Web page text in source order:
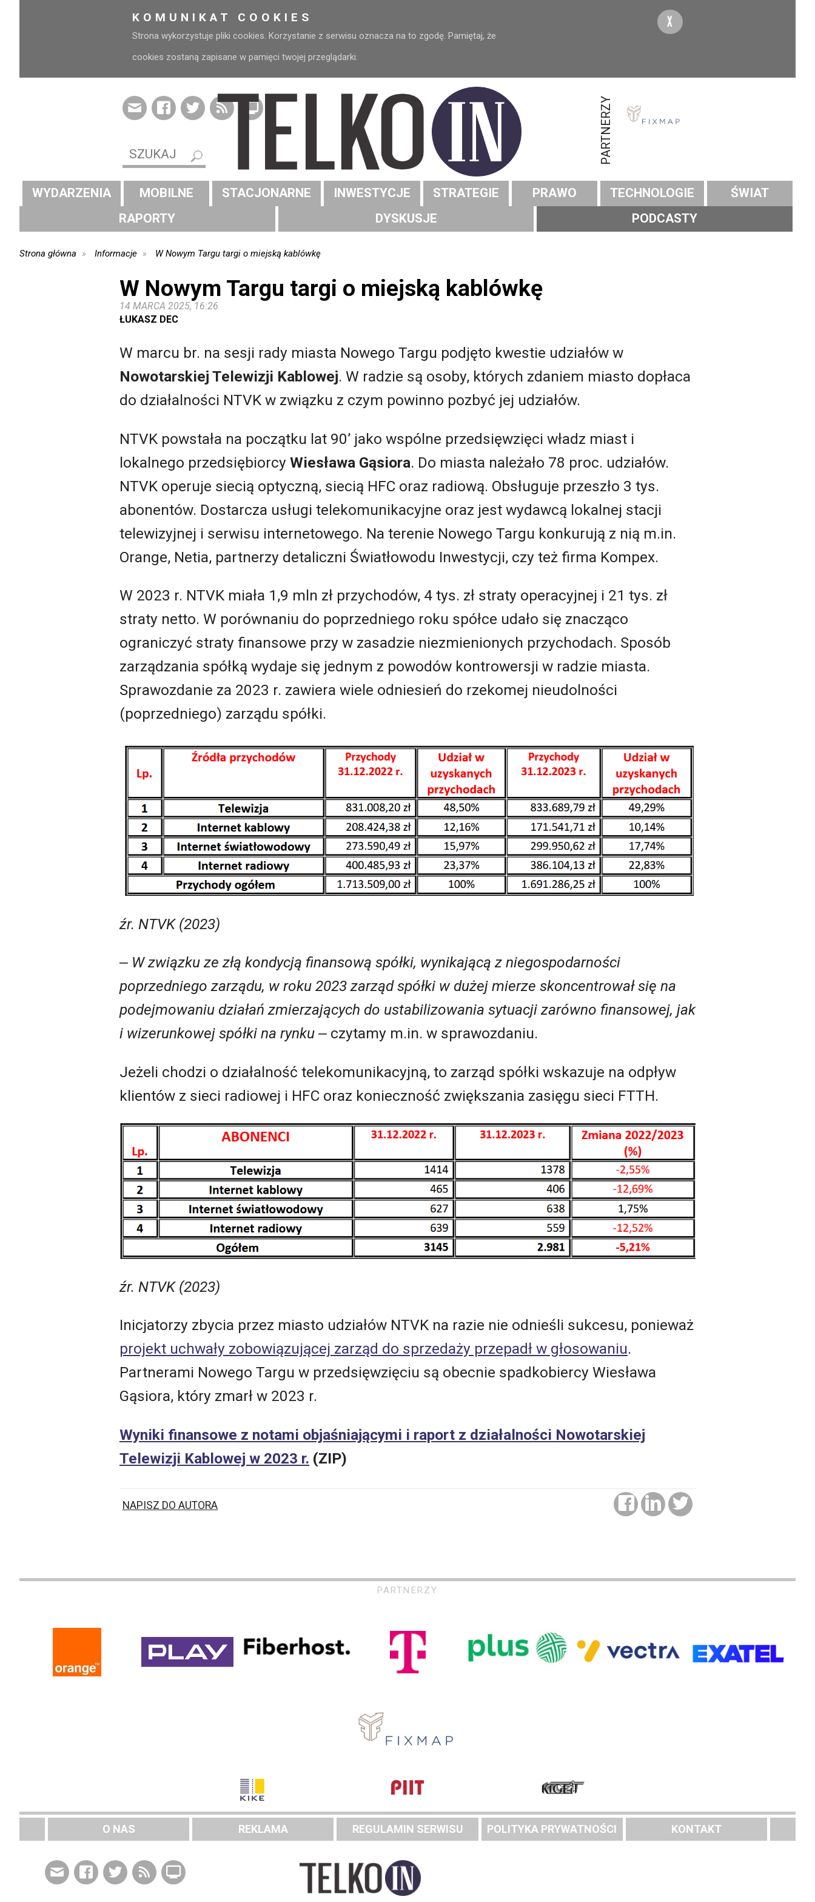
KOMUNIKAT COOKIES
Strona wykorzystuje pliki cookies. Korzystanie z serwisu oznacza na to zgodę. Pamiętaj, że
cookies zostaną zapisane w pamięci twojej przeglądarki.
X
PARTNERZY
WYDARZENIA MOBILNE STACJONARNE INWESTYCJE STRATEGIE PRAWO TECHNOLOGIE
ŚWIAT
RAPORTY
DYSKUSJE PODCASTY
Strona główna Informacje W Nowym Targu targi o miejską kablówkę
W Nowym Targu targi o miejską kablówkę
14 MARCA 2025, 16:26
ŁUKASZ DEC
W marcu br. na sesji rady miasta Nowego Targu podjęto kwestie udziałów w
Nowotarskiej Telewizji Kablowej. W radzie są osoby, których zdaniem miasto dopłaca
do działalności NTVK w związku z czym powinno pozbyć jej udziałów.
NTVK powstała na początku lat 90’ jako wspólne przedsięwzięci władz miast i
lokalnego przedsiębiorcy Wiesława Gąsiora. Do miasta należało 78 proc. udziałów.
NTVK operuje siecią optyczną, siecią HFC oraz radiową. Obsługuje przeszło 3 tys.
abonentów. Dostarcza usługi telekomunikacyjne oraz jest wydawcą lokalnej stacji
telewizyjnej i serwisu internetowego. Na terenie Nowego Targu konkurują z nią m.in.
Orange, Netia, partnerzy detaliczni Światłowodu Inwestycji, czy też firma Kompex.
W 2023 r. NTVK miała 1,9 mln zł przychodów, 4 tys. zł straty operacyjnej i 21 tys. zł
straty netto. W porównaniu do poprzedniego roku spółce udało się znacząco
ograniczyć straty finansowe przy w zasadzie niezmienionych przychodach. Sposób
zarządzania spółką wydaje się jednym z powodów kontrowersji w radzie miasta.
Sprawozdanie za 2023 r. zawiera wiele odniesień do rzekomej nieudolności
(poprzedniego) zarządu spółki.
źr. NTVK (2023)
‒ W związku ze złą kondycją finansową spółki, wynikającą z niegospodarności
poprzedniego zarządu, w roku 2023 zarząd spółki w dużej mierze skoncentrował się na
podejmowaniu działań zmierzających do ustabilizowania sytuacji zarówno finansowej, jak
i wizerunkowej spółki na rynku ‒ czytamy m.in. w sprawozdaniu.
Jeżeli chodzi o działalność telekomunikacyjną, to zarząd spółki wskazuje na odpływ
klientów z sieci radiowej i HFC oraz konieczność zwiększania zasięgu sieci FTTH.
źr. NTVK (2023)
Inicjatorzy zbycia przez miasto udziałów NTVK na razie nie odnieśli sukcesu, ponieważ
projekt uchwały zobowiązującej zarząd do sprzedaży przepadł w głosowaniu.
Partnerami Nowego Targu w przedsięwzięciu są obecnie spadkobiercy Wiesława
Gąsiora, który zmarł w 2023 r.
Wyniki finansowe z notami objaśniającymi i raport z działalności Nowotarskiej
Telewizji Kablowej w 2023 r. (ZIP)
NAPISZ DO AUTORA
PARTNERZY
O NAS REKLAMA REGULAMIN SERWISU POLITYKA PRYWATNOŚCI KONTAKT